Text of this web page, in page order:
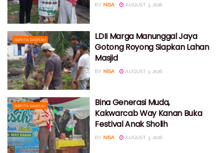
BY NISA AUGUST 3, 2026
BERITA DAERAH
LDII Marga Manunggal Jaya
Gotong Royong Siapkan Lahan
Masjid
BY NISA AUGUST 3, 2026
BERITA DAERAH
Bina Generasi Muda,
Kakwarcab Way Kanan Buka
Festival Anak Sholih
BY NISA AUGUST 3, 2026